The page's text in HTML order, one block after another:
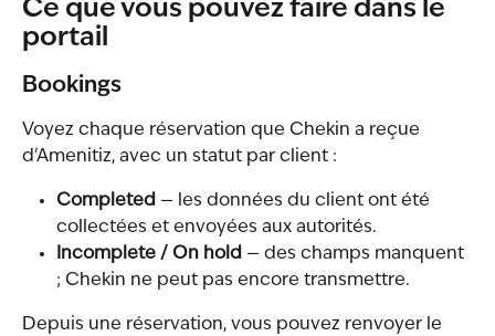
Ce que vous pouvez faire dans le
portail
Bookings
Voyez chaque réservation que Chekin a reçue
d'Amenitiz, avec un statut par client :
Completed — les données du client ont été
collectées et envoyées aux autorités.
Incomplete / On hold — des champs manquent
; Chekin ne peut pas encore transmettre.
Depuis une réservation, vous pouvez renvoyer le